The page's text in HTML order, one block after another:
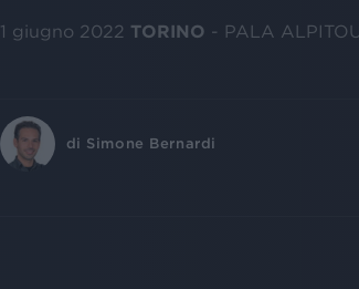
1 giugno 2022 TORINO - PALA
di Simone Bernardi